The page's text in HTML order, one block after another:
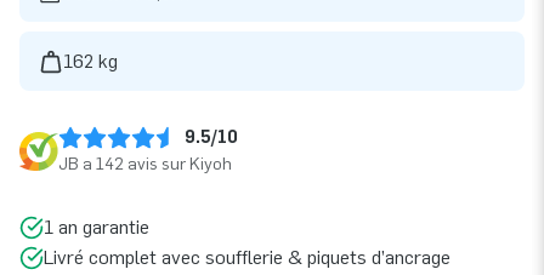
162 kg
9.5/10
JB a 142 avis sur Kiyoh
1 an garantie
Livré complet avec soufflerie & piquets d’ancrage